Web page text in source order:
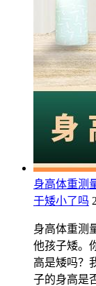
身高体重测
于矮小了吗
身高体重测
他孩子矮。
高是矮吗？
子的身高是